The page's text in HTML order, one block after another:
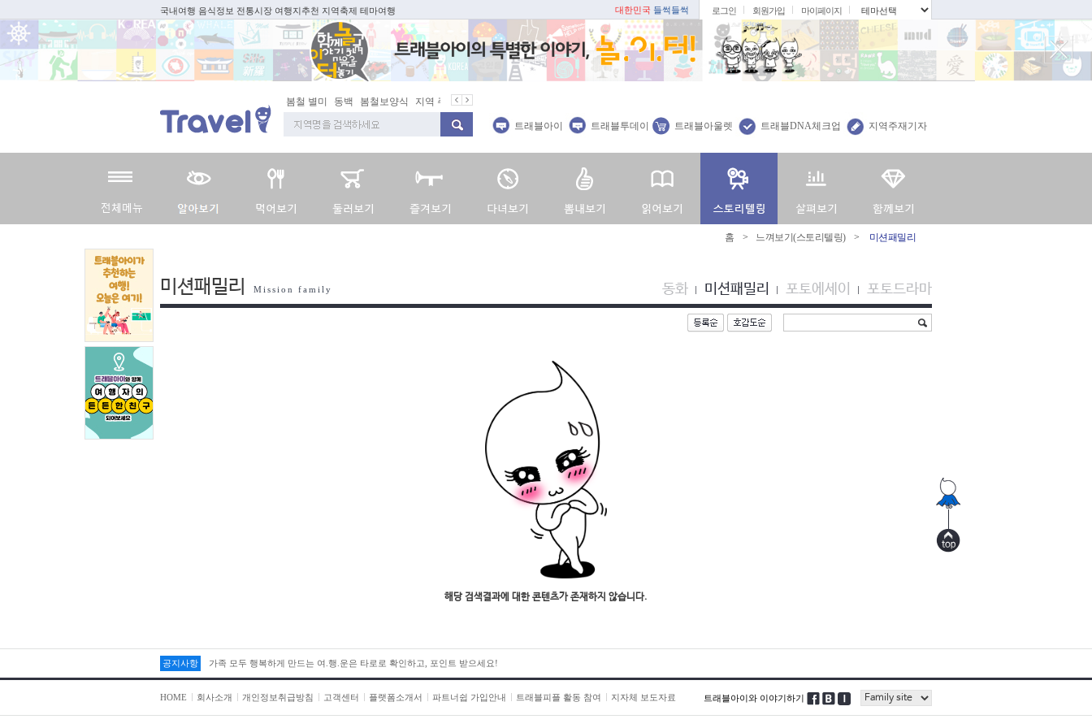
국내여행 음식정보 전통시장 여행지추천 지역축제 테마여행 대한민국 들썩들썩 로그인 회원가입 마이페이지
봄철 별미 동백 봄철보양식 지역 주재기자
트래블아이 트래블투데이 트래블아울렛 트래블DNA체크업 지역주재기자
홈 > 느껴보기(스토리텔링) > 미션패밀리
미션패밀리 Mission family 동화 미션패밀리 포토에세이 포토드라마
해당 검색결과에 대한 콘텐츠가 존재하지 않습니다.
공지사항 가족 모두 행복하게 만드는 여.행.운은 타로로 확인하고, 포인트 받으세요!
HOME 회사소개 개인정보취급방침 고객센터 플랫폼소개서 파트너쉽 가입안내 트래블피플 활동 참여 지자체 보도자료 트래블아이와 이야기하기